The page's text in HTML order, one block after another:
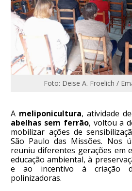
Foto: Deise A. Froelich /
A meliponicultura, atividade
abelhas sem ferrão, voltou a
mobilizar ações de
São Paulo das Missões. Nos
reuniu diferentes gerações em
educação ambiental, à
e ao incentivo à criação
polinizadoras.